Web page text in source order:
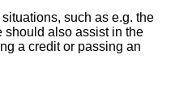
such as e.g. the
should also assist in the
a credit or passing an